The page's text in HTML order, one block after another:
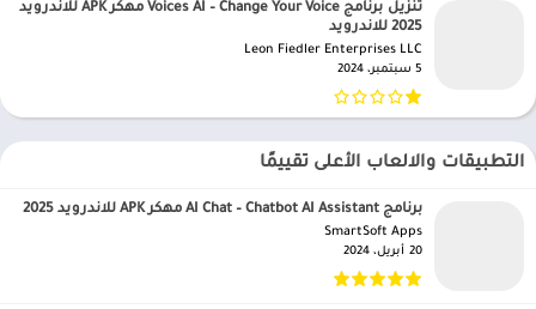
تنزيل برنامج Voices AI – Change Your Voice مهكر APK للاندرويد
2025 للاندرويد
Leon Fiedler Enterprises LLC‏
5 سبتمبر، 2024
التطبيقات والالعاب الأعلى تقييمًا
برنامج AI Chat – Chatbot AI Assistant مهكر APK للاندرويد 2025
SmartSoft Apps‏
20 أبريل، 2024